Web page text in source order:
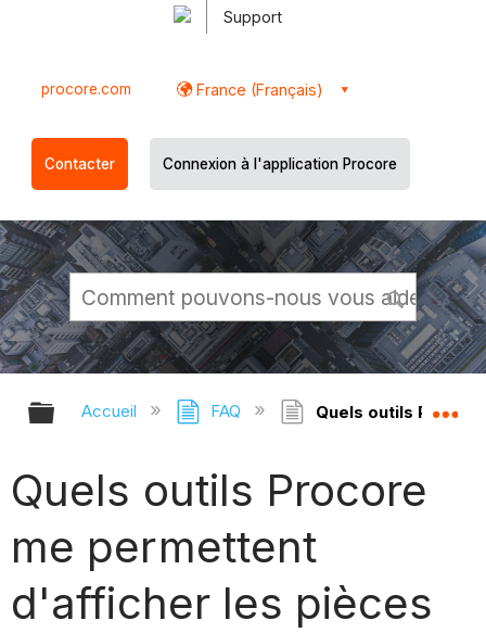
Support
procore.com France (Français)
Contacter Connexion à l'application Procore
Développer/réduire la hiérarchie
Accueil FAQ Quels outils
Quels outils Procore
me permettent
d'afficher les pièces